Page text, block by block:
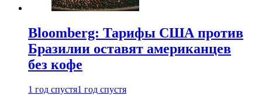
Bloomberg: Тарифы США против
Бразилии оставят американцев
без кофе
1 год спустя1 год спустя